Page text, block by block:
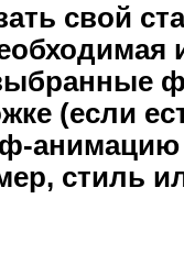
свой
(если
стиль